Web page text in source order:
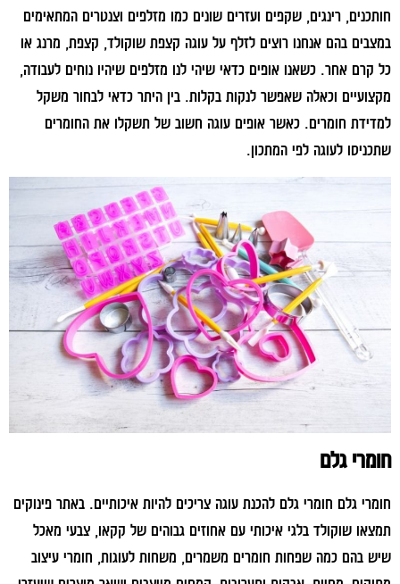
חותכנים, רינגים, שקפים ועזרים שונים כמו מזלפים וצנטרים המתאימים
במצבים בהם אנחנו רוצים לזלף על עוגה קצפת שוקולד, קצפת, מרנג או
כל קרם אחר. כשאנו אופים כדאי שיהי לנו מזלפים שיהיו נוחים לעבודה,
מקצועיים וכאלה שאפשר לנקות בקלות. בין היתר כדאי לבחור משקל
למדידת חומרים. כאשר אופים עוגה חשוב של תשקלו את החומרים
שתכניסו לעוגה לפי המתכון.
חומרי גלם
חומרי גלם חומרי גלם להכנת עוגה צריכים להיות איכותיים. באתר פינוקים
תמצאו שוקולד בלגי איכותי עם אחוזים גבוהים של קקאו, צבעי מאכל
שיש בהם כמה שפחות חומרים משמרים, משחות לעוגות, חומרי עיצוב